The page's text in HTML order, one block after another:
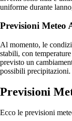
uniforme durante
Previsioni Meteo
Al momento, le
stabili, con
previsto un
possibili precipitazioni.
Previsioni
Ecco le previsioni